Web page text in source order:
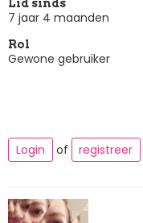
Lid sinds
7 jaar 4 maanden
Rol
Gewone gebruiker
Login of registreer